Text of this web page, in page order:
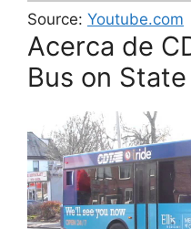
Source: Youtube.com
Acerca de
Bus on